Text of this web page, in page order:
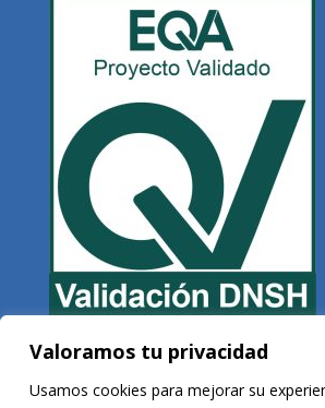
Valoramos tu privacidad
Usamos cookies para mejorar su